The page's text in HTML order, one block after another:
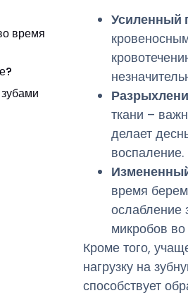
время
Усиленный
ткани –
делает
воспаление.
время
ослабление
микробов во
Кроме того,
нагрузку на
способствует